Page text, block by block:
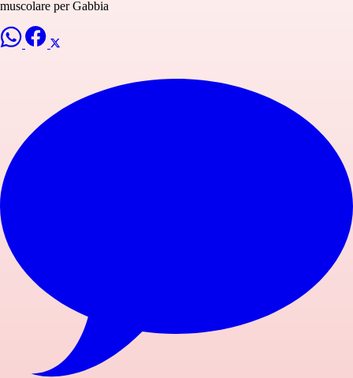
muscolare per Gabbia